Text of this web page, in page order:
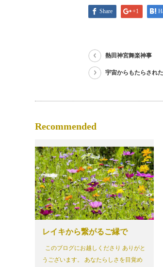
Share +1
熱田神宮舞楽神事
宇宙からもたらされ
Recommended
レイキから繋がるご縁で
このブログにお越しくださり ありがと
うございます。 あなたらしさを目覚め